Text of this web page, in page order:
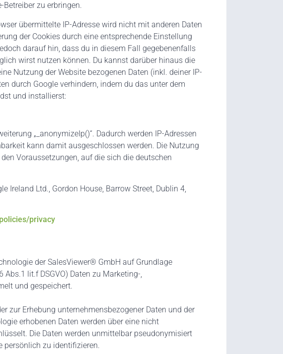
zu erbringen.
übermittelte IP-Adresse wird nicht mit anderen Daten
der Cookies durch eine entsprechende Einstellung
darauf hin, dass du in diesem Fall gegebenenfalls
wirst nutzen können. Du kannst darüber hinaus die
Nutzung der Website bezogenen Daten (inkl. deiner IP-
durch Google verhindern, indem du das unter dem
und installierst:
„_anonymizeIp()“. Dadurch werden IP-Adressen
kann damit ausgeschlossen werden. Die Nutzung
Voraussetzungen, auf die sich die deutschen
Ireland Ltd., Gordon House, Barrow Street, Dublin 4,
privacy
der SalesViewer® GmbH auf Grundlage
Abs.1 lit.f DSGVO) Daten zu Marketing-,
und gespeichert.
zur Erhebung unternehmensbezogener Daten und der
erhobenen Daten werden über eine nicht
Die Daten werden unmittelbar pseudonymisiert
persönlich zu identifizieren.